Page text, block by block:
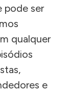
pode ser
qualquer
e